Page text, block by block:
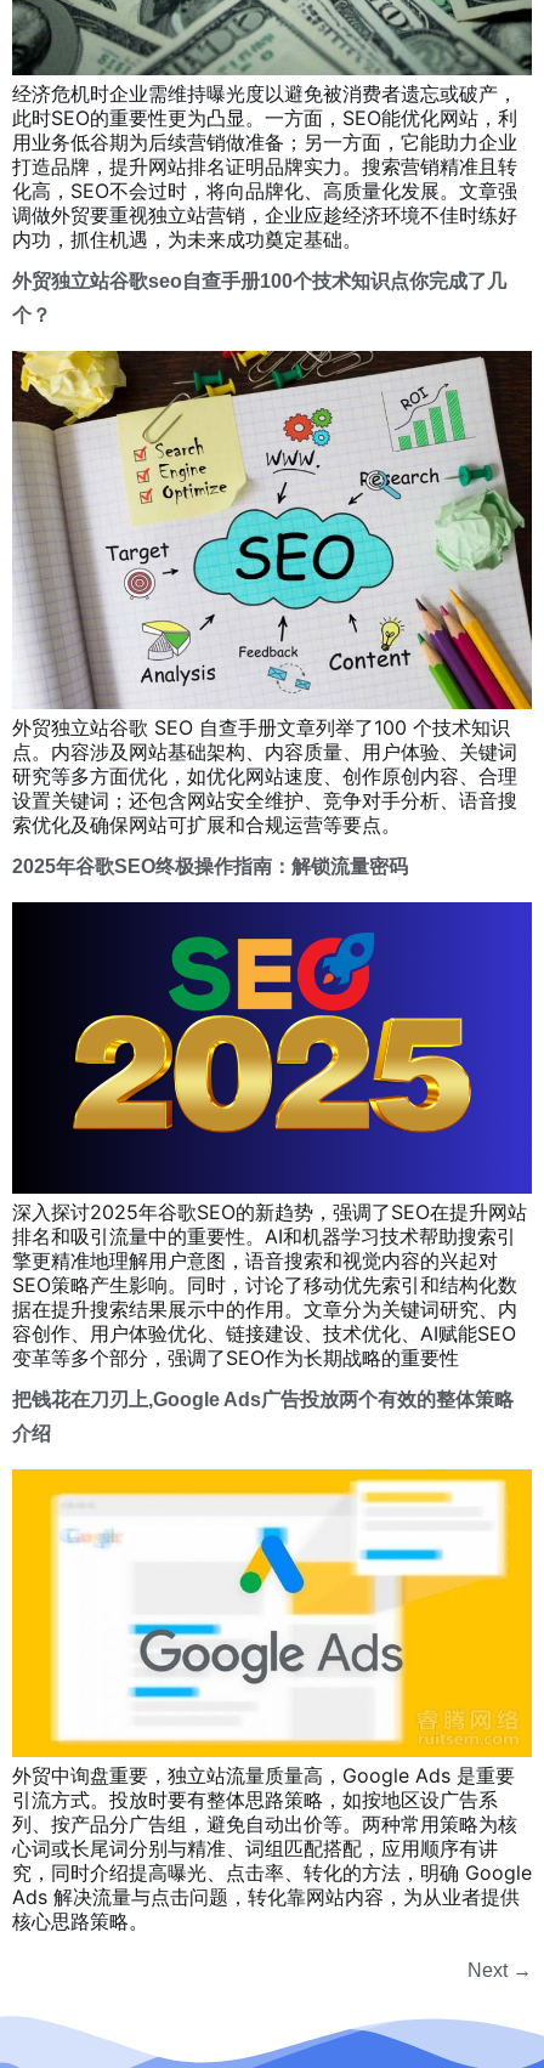
经济危机时企业需维持曝光度以避免被消费者遗忘或破产，
此时SEO的重要性更为凸显。一方面，SEO能优化网站，利
用业务低谷期为后续营销做准备；另一方面，它能助力企业
打造品牌，提升网站排名证明品牌实力。搜索营销精准且转
化高，SEO不会过时，将向品牌化、高质量化发展。文章强
调做外贸要重视独立站营销，企业应趁经济环境不佳时练好
内功，抓住机遇，为未来成功奠定基础。
外贸独立站谷歌seo自查手册100个技术知识点你完成了几
个？
外贸独立站谷歌 SEO 自查手册文章列举了100 个技术知识
点。内容涉及网站基础架构、内容质量、用户体验、关键词
研究等多方面优化，如优化网站速度、创作原创内容、合理
设置关键词；还包含网站安全维护、竞争对手分析、语音搜
索优化及确保网站可扩展和合规运营等要点。
2025年谷歌SEO终极操作指南：解锁流量密码
深入探讨2025年谷歌SEO的新趋势，强调了SEO在提升网站
排名和吸引流量中的重要性。AI和机器学习技术帮助搜索引
擎更精准地理解用户意图，语音搜索和视觉内容的兴起对
SEO策略产生影响。同时，讨论了移动优先索引和结构化数
据在提升搜索结果展示中的作用。文章分为关键词研究、内
容创作、用户体验优化、链接建设、技术优化、AI赋能SEO
变革等多个部分，强调了SEO作为长期战略的重要性
把钱花在刀刃上,Google Ads广告投放两个有效的整体策略
介绍
外贸中询盘重要，独立站流量质量高，Google Ads 是重要
引流方式。投放时要有整体思路策略，如按地区设广告系
列、按产品分广告组，避免自动出价等。两种常用策略为核
心词或长尾词分别与精准、词组匹配搭配，应用顺序有讲
究，同时介绍提高曝光、点击率、转化的方法，明确 Google
Ads 解决流量与点击问题，转化靠网站内容，为从业者提供
核心思路策略。
Next →